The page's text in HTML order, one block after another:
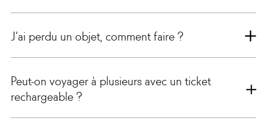
J’ai perdu un objet, comment faire ?
Peut-on voyager à plusieurs avec un ticket
rechargeable ?